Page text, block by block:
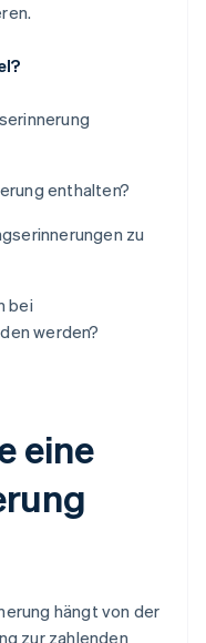
enthalten?
zu
bei
werden?
eine
hängt von der
zur zahlenden